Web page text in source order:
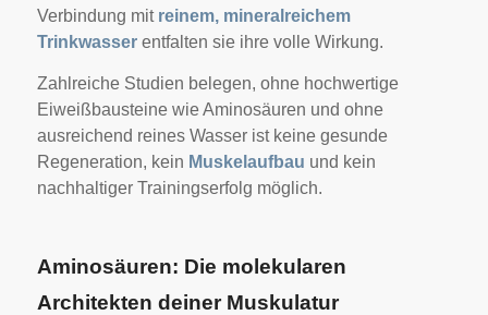
Verbindung mit reinem, mineralreichem
Trinkwasser entfalten sie ihre volle Wirkung.
Zahlreiche Studien belegen, ohne hochwertige
Eiweißbausteine wie Aminosäuren und ohne
ausreichend reines Wasser ist keine gesunde
Regeneration, kein Muskelaufbau und kein
nachhaltiger Trainingserfolg möglich.
Aminosäuren: Die molekularen
Architekten deiner Muskulatur